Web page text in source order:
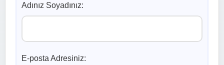
Adınız Soyadınız:
E-posta Adresiniz: